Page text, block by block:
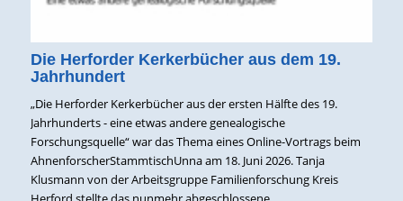
Die Herforder Kerkerbücher aus dem 19.
Jahrhundert
„Die Herforder Kerkerbücher aus der ersten Hälfte des 19.
Jahrhunderts - eine etwas andere genealogische
Forschungsquelle“ war das Thema eines Online-Vortrags beim
AhnenforscherStammtischUnna am 18. Juni 2026. Tanja
Klusmann von der Arbeitsgruppe Familienforschung Kreis